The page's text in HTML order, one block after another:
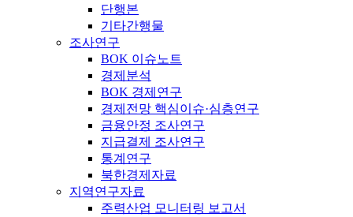
단행본
기타간행물
조사연구
BOK 이슈노트
경제분석
BOK 경제연구
경제전망 핵심이슈·심층연구
금융안정 조사연구
지급결제 조사연구
통계연구
북한경제자료
지역연구자료
주력산업 모니터링 보고서